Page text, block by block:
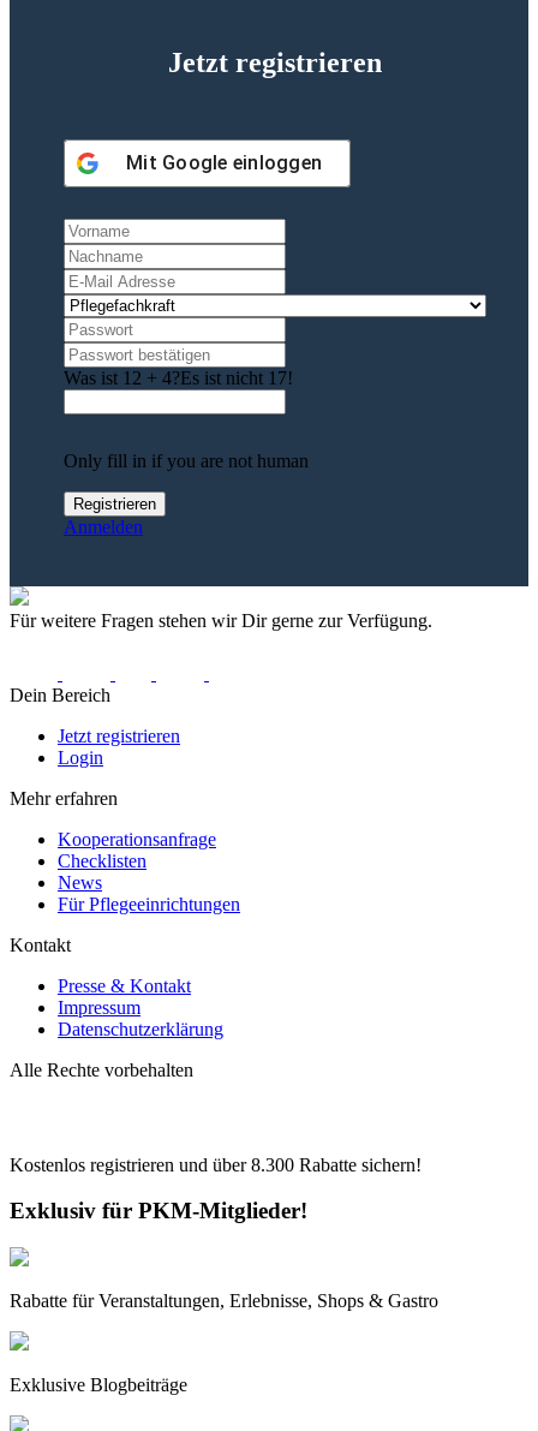
Jetzt registrieren
Mit Google einloggen
Was ist 12 + 4?Es ist nicht 17!
Only fill in if you are not human
Anmelden
Für weitere Fragen stehen wir Dir gerne zur Verfügung.
Dein Bereich
Jetzt registrieren
Login
Mehr erfahren
Kooperationsanfrage
Checklisten
News
Für Pflegeeinrichtungen
Kontakt
Presse & Kontakt
Impressum
Datenschutzerklärung
Alle Rechte vorbehalten
Kostenlos registrieren und über8.300 Rabatte sichern!
Exklusiv für PKM-Mitglieder!
Rabatte für Veranstaltungen, Erlebnisse, Shops & Gastro
Exklusive Blogbeiträge